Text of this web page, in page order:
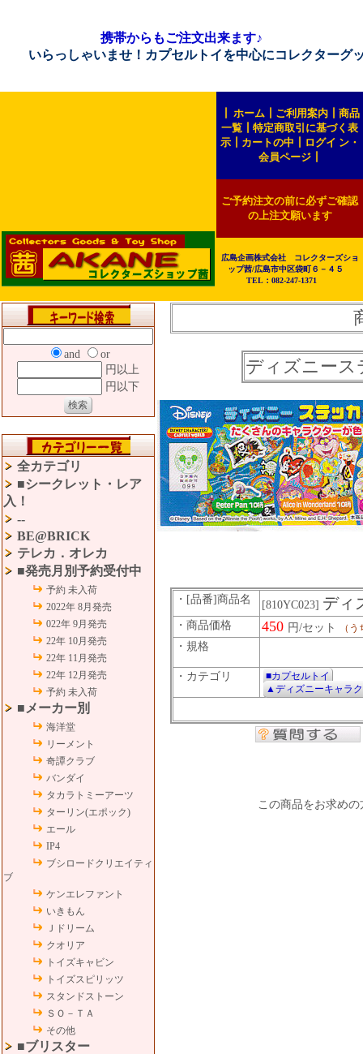
携帯からもご注文出来ます♪
しゃいませ！カプセルトイを中心にコレクターグッズを
ホーム┃ ご利用案内┃ 商品
一覧
特定商取引に基づく表
示┃ カートの中
ログイ ン・
会員ページ┃
ご予約注文の前に必ずご確認
の上注文願います
広島企画株式会社 コレクターズショ
ップ茜/広島市中区袋町６－４５
TEL：082-247-1371
and
or
円以上
円以下
全カテゴリ
■シークレット・レア
入！
--
BE@BRICK
テレカ．オレカ
■発売月別予約受付中
予約 未入荷
2022年 8月発売
022年 9月発売
22年 10月発売
22年 11月発売
22年 12月発売
予約 未入荷
■メーカー別
海洋堂
リーメント
奇譚クラブ
バンダイ
タカラトミーアーツ
ターリン(エポック)
エール
IP4
ブシロードクリエイティ
ブ
ケンエレファント
いきもん
Ｊドリーム
クオリア
トイズキャビン
トイズスピリッツ
スタンドストーン
ＳＯ－ＴＡ
その他
■ブリスター
ディズニース
・[品番]商品名 [810YC023] ディ
・商品価格 450 円/セット （
・規格
・カテゴリ
■カプセルトイ
▲ディズニーキャラ
この商品をお求め